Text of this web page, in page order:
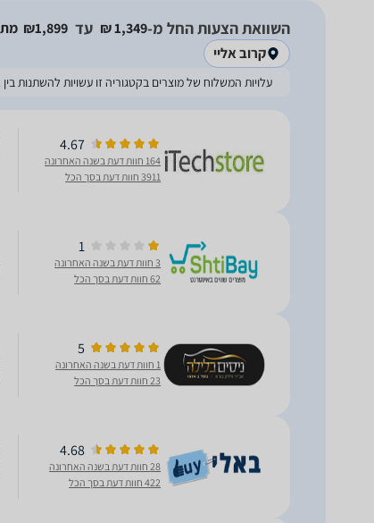
השוואת הצעות החל מ-1,349‏ ₪ עד 1,899‏₪
מתוך 5
קרוב אליי
עלויות המשלוח של מוצרים בקטגוריה זו עשויות להשתנות
4.67
164 חוות דעת בשנה האחרונה
3911 חוות דעת בסך הכל
1
3 חוות דעת בשנה האחרונה
62 חוות דעת בסך הכל
5
1 חוות דעת בשנה האחרונה
23 חוות דעת בסך הכל
4.68
28 חוות דעת בשנה האחרונה
422 חוות דעת בסך הכל